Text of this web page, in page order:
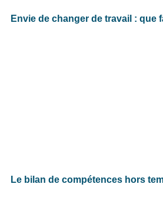
Envie de changer de travail : que
Le bilan de compétences hors